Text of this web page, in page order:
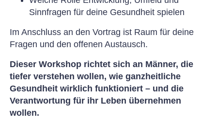
Sinnfragen für deine Gesundheit spielen
Im Anschluss an den Vortrag ist Raum für deine
Fragen und den offenen Austausch.
Dieser Workshop richtet sich an Männer, die
tiefer verstehen wollen, wie ganzheitliche
Gesundheit wirklich funktioniert – und die
Verantwortung für ihr Leben übernehmen
wollen.